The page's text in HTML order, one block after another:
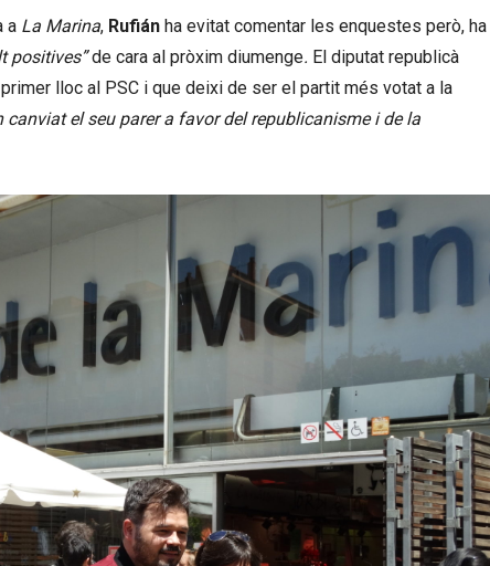
a La Marina, Rufián ha evitat comentar les enquestes però, ha
positives”de cara al pròxim diumenge. El diputat republicà
lloc al PSC i que deixi de ser el partit més votat a la
canviat el seu parer a favor del republicanisme i de la